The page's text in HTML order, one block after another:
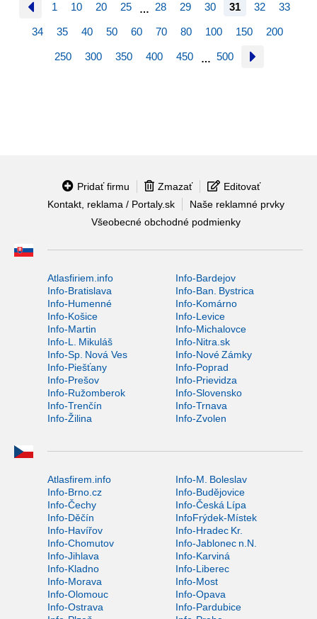
1 10 20 25 … 28 29 30 31 32 33
34 35 40 50 60 70 80 100 150 200
250 300 350 400 450 … 500
Pridať firmu Zmazať
Editovať
Kontakt, reklama / Portaly.sk
Naše reklamné prvky
Všeobecné obchodné podmienky
Atlasfiriem.info
Info-Bardejov
Info-Bratislava
Info-Ban. Bystrica
Info-Humenné
Info-Komárno
Info-Košice
Info-Levice
Info-Martin
Info-Michalovce
Info-L. Mikuláš
Info-Nitra.sk
Info-Sp. Nová Ves
Info-Nové Zámky
Info-Piešťany
Info-Poprad
Info-Prešov
Info-Prievidza
Info-Ružomberok
Info-Slovensko
Info-Trenčín
Info-Trnava
Info-Žilina
Info-Zvolen
Atlasfirem.info
Info-M. Boleslav
Info-Brno.cz
Info-Budějovice
Info-Čechy
Info-Česká Lípa
Info-Děčín
InfoFrýdek-Místek
Info-Havířov
Info-Hradec Kr.
Info-Chomutov
Info-Jablonec n.N.
Info-Jihlava
Info-Karviná
Info-Kladno
Info-Liberec
Info-Morava
Info-Most
Info-Olomouc
Info-Opava
Info-Ostrava
Info-Pardubice